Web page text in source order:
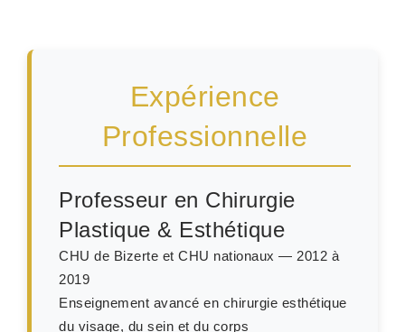
Expérience
Professionnelle
Professeur en Chirurgie
Plastique & Esthétique
CHU de Bizerte et CHU nationaux — 2012 à
2019
Enseignement avancé en chirurgie esthétique
du visage, du sein et du corps